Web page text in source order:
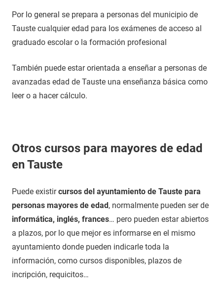
Por lo general se prepara a personas del municipio de
Tauste cualquier edad para los exámenes de acceso al
graduado escolar o la formación profesional
También puede estar orientada a enseñar a personas de
avanzadas edad de Tauste una enseñanza básica como
leer o a hacer cálculo.
Otros cursos para mayores de edad
en Tauste
Puede existircursos del ayuntamiento de Tauste para
personas mayores de edad, normalmente pueden ser de
informática, inglés, frances… pero pueden estar abiertos
a plazos, por lo que mejor es informarse en el mismo
ayuntamiento donde pueden indicarle toda la
información, como cursos disponibles, plazos de
incripción, requicitos…